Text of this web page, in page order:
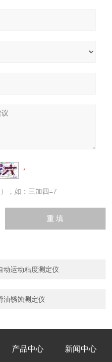
，如：三加四=7
动运动粘度测定仪
油锈蚀测定仪
产品中心 新闻中心